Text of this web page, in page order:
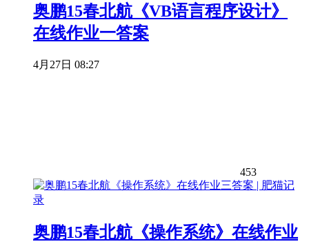
奥鹏15春北航《VB语言程序设计》
在线作业一答案
4月27日 08:27
453
奥鹏15春北航《操作系统》在线作业